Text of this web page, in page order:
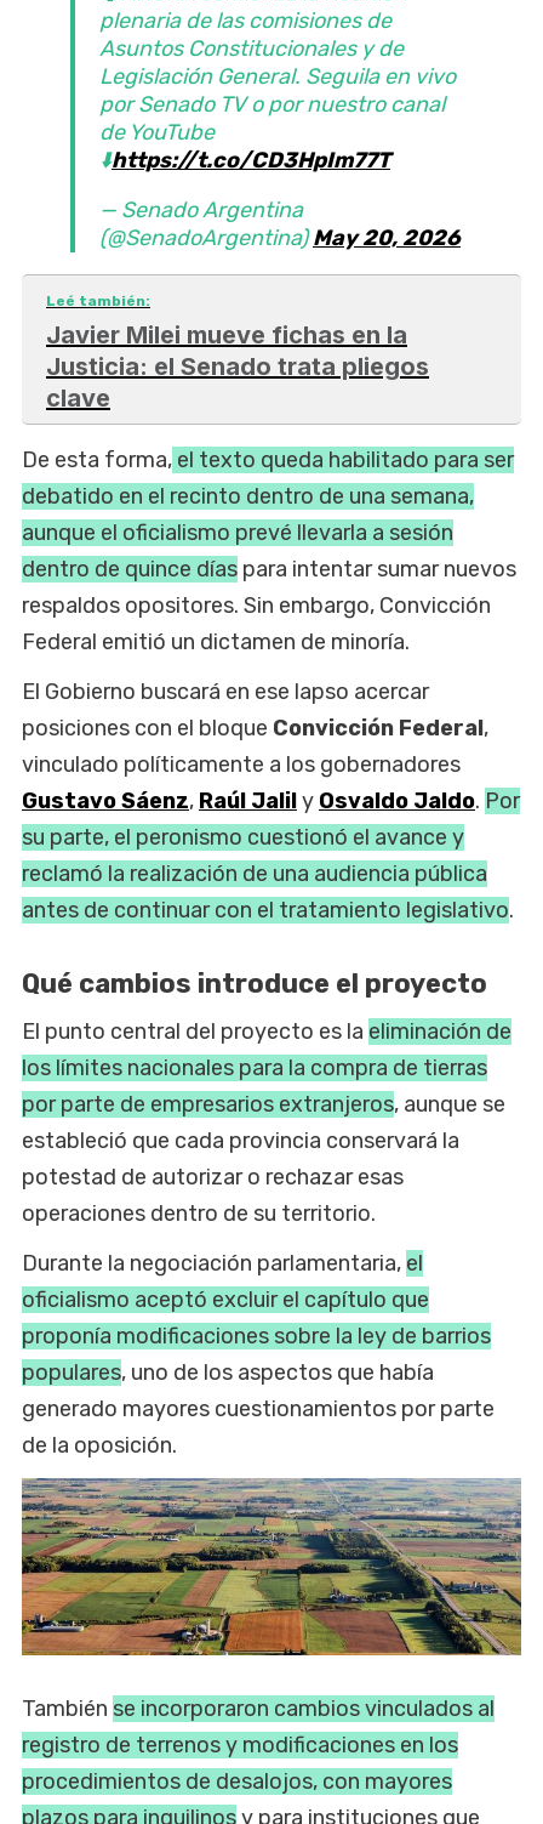
plenaria de las comisiones de
Asuntos Constitucionales y de
Legislación General. Seguila en vivo
por Senado TV o por nuestro canal
de YouTube
⬇️https://t.co/CD3HpIm77T
— Senado Argentina
(@SenadoArgentina)May 20, 2026
Leé también:
Javier Milei mueve fichas en la
Justicia: el Senado trata pliegos
clave
De esta forma, el texto queda habilitado para ser
debatido en el recinto dentro de una semana,
aunque el oficialismo prevé llevarla a sesión
dentro de quince días para intentar sumar nuevos
respaldos opositores. Sin embargo, Convicción
Federal emitió un dictamen de minoría.
El Gobierno buscará en ese lapso acercar
posiciones con el bloque Convicción Federal,
vinculado políticamente a los gobernadores
Gustavo Sáenz, Raúl Jalily Osvaldo Jaldo. Por
su parte, el peronismo cuestionó el avance y
reclamó la realización de una audiencia pública
antes de continuar con el tratamiento legislativo.
Qué cambios introduce el proyecto
El punto central del proyecto es la eliminación de
los límites nacionales para la compra de tierras
por parte de empresarios extranjeros, aunque se
estableció que cada provincia conservará la
potestad de autorizar o rechazar esas
operaciones dentro de su territorio.
Durante la negociación parlamentaria, el
oficialismo aceptó excluir el capítulo que
proponía modificaciones sobre la ley de barrios
populares, uno de los aspectos que había
generado mayores cuestionamientos por parte
de la oposición.
También se incorporaron cambios vinculados al
registro de terrenos y modificaciones en los
procedimientos de desalojos, con mayores
plazos para inquilinosy para instituciones que